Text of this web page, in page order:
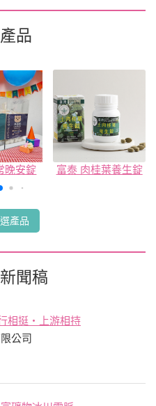
品
晚安錠 富泰 肉桂葉養生錠
產品
聞稿
相挺・上游相持
公司